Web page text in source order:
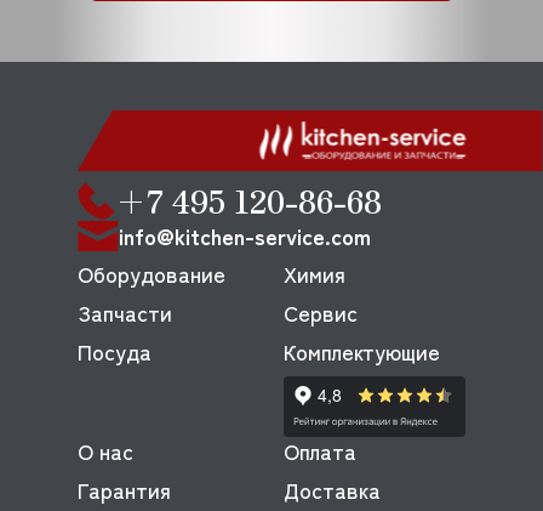
+7 495 120-86-68
info@kitchen-service.com
Оборудование
Запчасти
Посуда
Химия
Сервис
Комплектующие
О нас
Оплата
Гарантия
Доставка